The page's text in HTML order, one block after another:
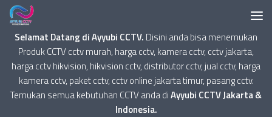
Selamat Datang di Ayyubi CCTV. Disini anda bisa menemukan
Produk CCTV cctv murah, harga cctv, kamera cctv, cctv jakarta,
harga cctv hikvision, hikvision cctv, distributor cctv, jual cctv, harga
kamera cctv, paket cctv, cctv online jakarta timur, pasang cctv.
Temukan semua kebutuhan CCTV anda diAyyubi CCTV Jakarta &
Indonesia.